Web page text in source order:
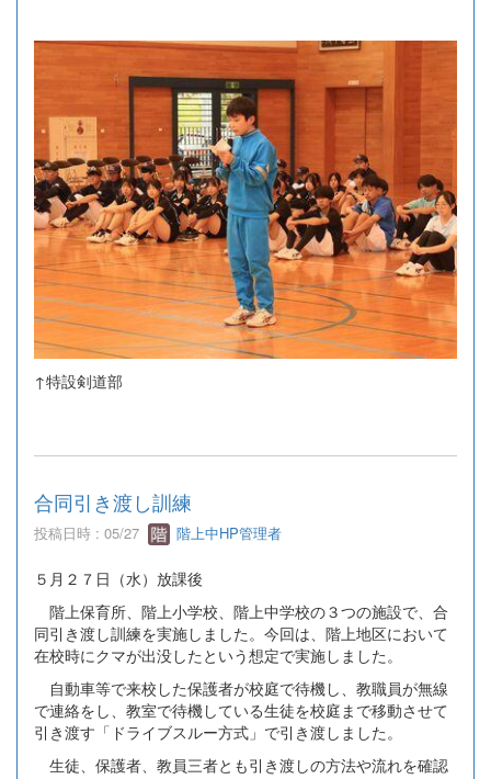
↑特設剣道部
合同引き渡し訓練
投稿日時 : 05/27 階上中HP管理者
５月２７日（水）放課後
階上保育所、階上小学校、階上中学校の３つの施設で、合
同引き渡し訓練を実施しました。今回は、階上地区において
在校時にクマが出没したという想定で実施しました。
自動車等で来校した保護者が校庭で待機し、教職員が無線
で連絡をし、教室で待機している生徒を校庭まで移動させて
引き渡す「ドライブスルー方式」で引き渡しました。
生徒、保護者、教員三者とも引き渡しの方法や流れを確認